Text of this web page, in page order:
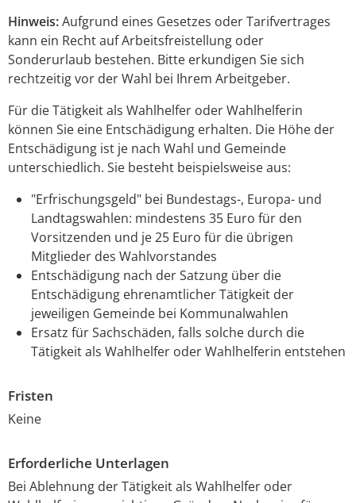
Hinweis:Aufgrund eines Gesetzes oder Tarifvertrages
kann ein Recht auf Arbeitsfreistellung oder
Sonderurlaub bestehen. Bitte erkundigen Sie sich
rechtzeitig vor der Wahl bei Ihrem Arbeitgeber.
Für die Tätigkeit als Wahlhelfer oder Wahlhelferin
können Sie eine Entschädigung erhalten. Die Höhe der
Entschädigung ist je nach Wahl und Gemeinde
unterschiedlich. Sie besteht beispielsweise aus:
"Erfrischungsgeld" bei Bundestags-, Europa- und
Landtagswahlen: mindestens 35 Euro für den
Vorsitzenden und je 25 Euro für die übrigen
Mitglieder des Wahlvorstandes
Entschädigung nach der Satzung über die
Entschädigung ehrenamtlicher Tätigkeit der
jeweiligen Gemeinde bei Kommunalwahlen
Ersatz für Sachschäden, falls solche durch die
Tätigkeit als Wahlhelfer oder Wahlhelferin entstehen
Fristen
Keine
Erforderliche Unterlagen
Bei Ablehnung der Tätigkeit als Wahlhelfer oder